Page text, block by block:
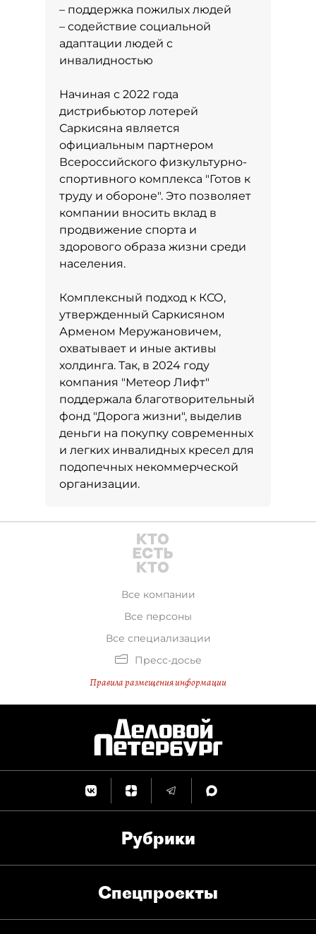
– поддержка пожилых людей
– содействие социальной
адаптации людей с
инвалидностью
Начиная с 2022 года
дистрибьютор лотерей
Саркисяна является
официальным партнером
Всероссийского физкультурно-
спортивного комплекса "Готов к
труду и обороне". Это позволяет
компании вносить вклад в
продвижение спорта и
здорового образа жизни среди
населения.
Комплексный подход к КСО,
утвержденный Саркисяном
Арменом Меружановичем,
охватывает и иные активы
холдинга. Так, в 2024 году
компания "Метеор Лифт"
поддержала благотворительный
фонд "Дорога жизни", выделив
деньги на покупку современных
и легких инвалидных кресел для
подопечных некоммерческой
организации.
Все компании
Все персоны
Все специализации
Пресс-досье
Правила размещения информации
Рубрики
Спец­проекты